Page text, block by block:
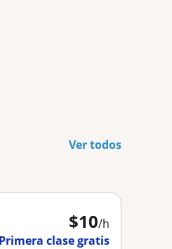
Ver todos
$10/h
Primera clase gratis